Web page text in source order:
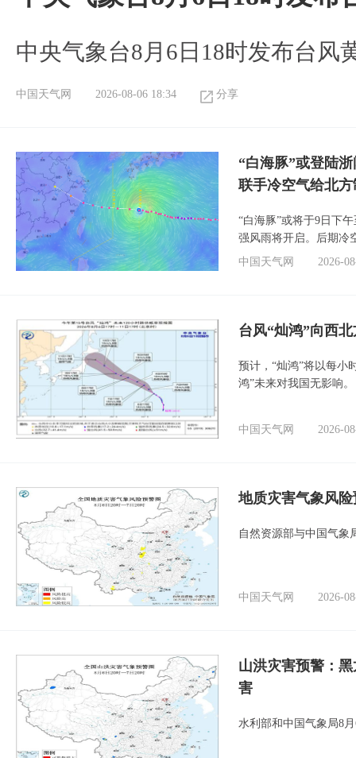
中央气象台8月6日18时发布台风
中国天气网 2026-08-06 18:34 分享
“白海豚”或登陆
联手冷空气给北
“白海豚”或将于9日下
强风雨将开启。后期冷
中国天气网
2026-
台风“灿鸿”向西
预计，“灿鸿”将以每小
鸿”未来对我国无影响。
中国天气网 2026-
地质灾害气象风
自然资源部与中国气象
中国天气网 2026-
山洪灾害预警：
害
水利部和中国气象局8